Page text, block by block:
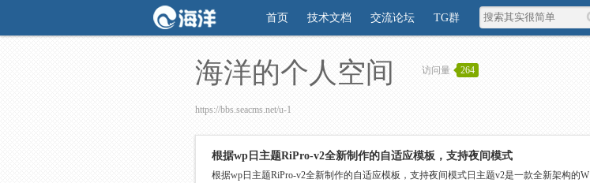
首页 技术文档 交流论坛 TG群
海洋的个人空间 访问量 264
https://bbs.seacms.net/u-1
根据wp日主题RiPro-v2全新制作的自适应模板，支持夜间模式
根据wp日主题RiPro-v2全新制作的自适应模板，支持夜间模式日主题v2是一款全新架构的W